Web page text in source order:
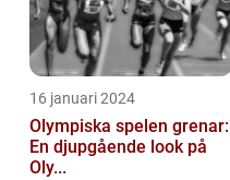
16 januari 2024
Olympiska spelen grenar:
En djupgående look på
Oly...